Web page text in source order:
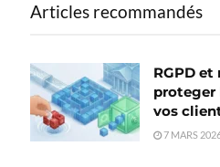
Articles recommandés
RGPD
proteger
vos
7 MARS